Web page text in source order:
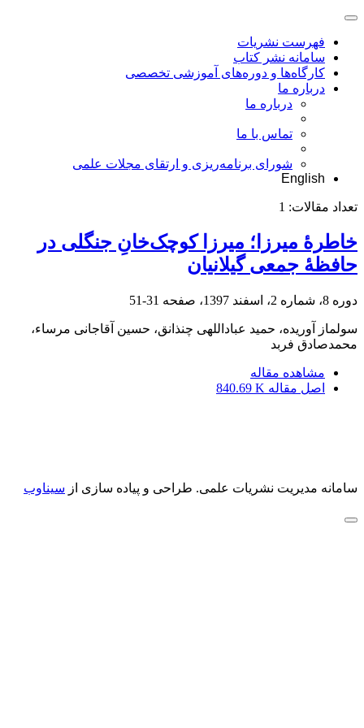
فهرست نشریات
سامانه نشر کتاب
کارگاه‌ها و دوره‌های آموزشی تخصصی
درباره ما
درباره ما
تماس با ما
شورای برنامه‌ریزی و ارتقای مجلات علمی
English
تعداد مقالات: 1
خاطرۀ میرزا؛ میرزا کوچک‌خانِ جنگلی در
حافظۀ جمعی گیلانیان
دوره 8، شماره 2، اسفند 1397، صفحه 31-51
سولماز آوریده، حمید عباداللهی چنذانق، حسین آقاجانی مرساء،
محمدصادق فربد
مشاهده مقاله
اصل مقاله 840.69 K
سامانه مدیریت نشریات علمی. طراحی و پیاده سازی از سیناوب